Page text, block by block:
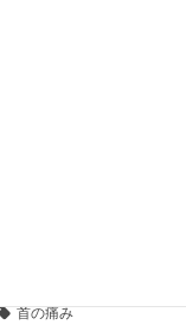
首の痛み